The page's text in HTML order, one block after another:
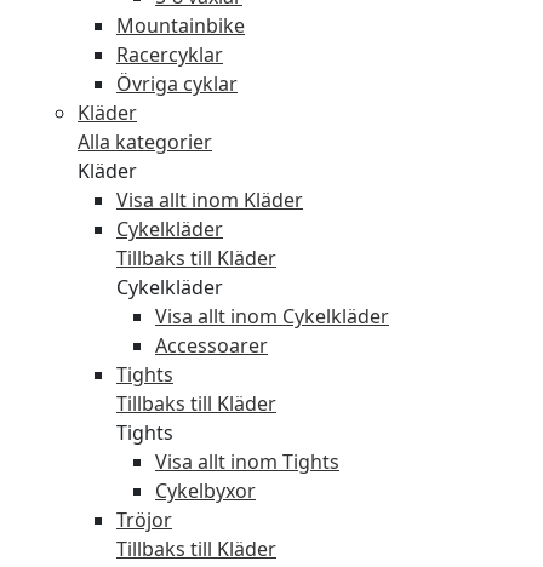
Mountainbike
Racercyklar
Övriga cyklar
Kläder
Alla kategorier
Kläder
Visa allt inom Kläder
Cykelkläder
Tillbaks till Kläder
Cykelkläder
Visa allt inom Cykelkläder
Accessoarer
Tights
Tillbaks till Kläder
Tights
Visa allt inom Tights
Cykelbyxor
Tröjor
Tillbaks till Kläder